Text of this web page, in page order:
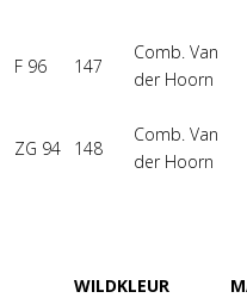
F 96 147
Comb. Van
der Hoorn
ZG 94 148
Comb. Van
der Hoorn
WILDKLEUR